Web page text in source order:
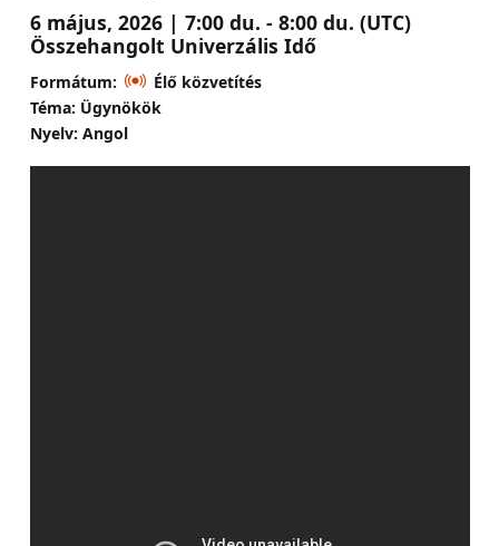
6 május, 2026 | 7:00 du. - 8:00 du. (UTC)
Összehangolt Univerzális Idő
Formátum:
Élő közvetítés
Téma: Ügynökök
Nyelv: Angol